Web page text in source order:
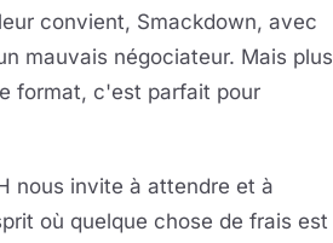
convient, Smackdown, avec
mauvais négociateur. Mais plus
format, c'est parfait pour
nous invite à attendre et à
où quelque chose de frais est